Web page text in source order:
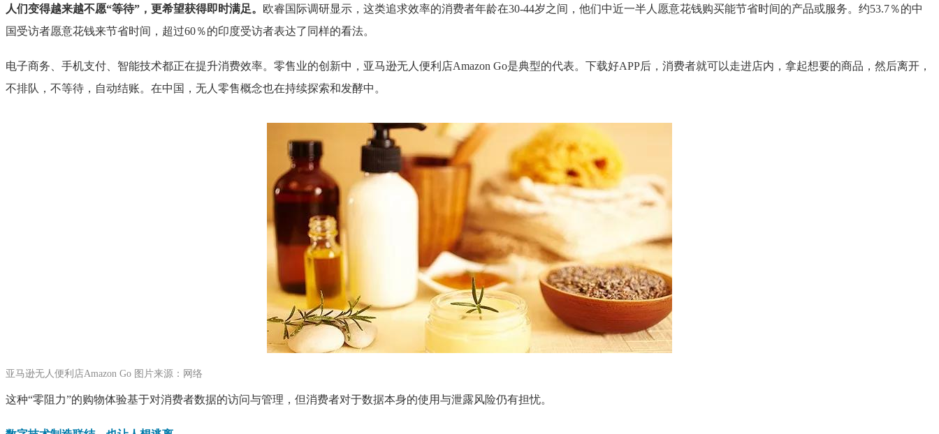
人们变得越来越不愿“等待”，更希望获得即时满足。 欧睿国际调研显示，这类追求效率的消费者年龄在30-44岁之间，他们中近一半人愿意花钱购买能节省时间的产品或服务。约53.7％的中
国受访者愿意花钱来节省时间，超过60％的印度受访者表达了同样的看法。
电子商务、手机支付、智能技术都正在提升消费效率。零售业的创新中，亚马逊无人便利店Amazon Go是典型的代表。下载好APP后，消费者就可以走进店内，拿起想要的商品，然后离开，
不排队，不等待，自动结账。在中国，无人零售概念也在持续探索和发酵中。
亚马逊无人便利店Amazon Go 图片来源：网络
这种“零阻力”的购物体验基于对消费者数据的访问与管理，但消费者对于数据本身的使用与泄露风险仍有担忧。